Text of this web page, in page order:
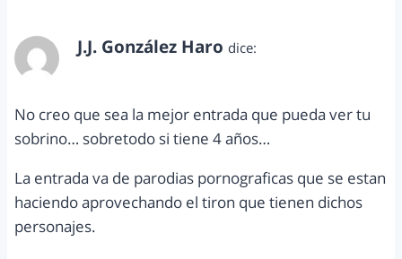
J.J. González Haro dice:
No creo que sea la mejor entrada que pueda ver tu
sobrino… sobretodo si tiene 4 años…
La entrada va de parodias pornograficas que se estan
haciendo aprovechando el tiron que tienen dichos
personajes.